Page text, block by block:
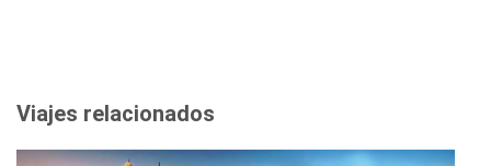
Viajes relacionados